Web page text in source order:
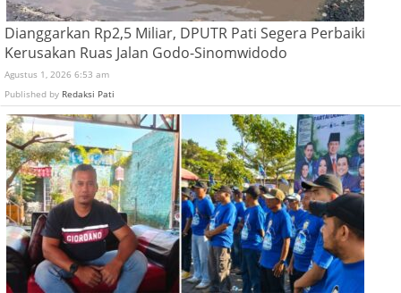
Dianggarkan Rp2,5 Miliar, DPUTR Pati Segera Perbaiki
Kerusakan Ruas Jalan Godo-Sinomwidodo
Agustus 1, 2026 6:53 am
Published by Redaksi Pati